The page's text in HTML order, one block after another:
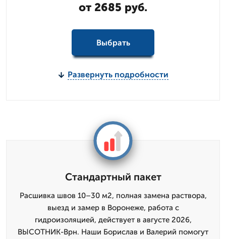
от 2685 руб.
Выбрать
Развернуть подробности
Стандартный пакет
Расшивка швов 10–30 м2, полная замена раствора,
выезд и замер в Воронеже, работа с
гидроизоляцией, действует в августе 2026,
ВЫСОТНИК-Врн. Наши Борислав и Валерий помогут